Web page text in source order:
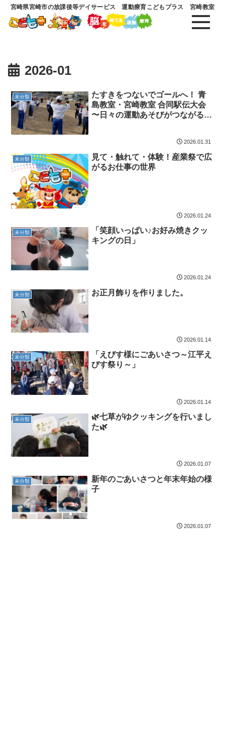
宮崎県宮崎市の放課後等デイサービス 運動療育こどもプラス 宮崎教室
2026-01
未分類
たすきをつないでゴールへ！ 青
島教室・宮崎教室 合同駅伝大会
〜日々の運動あそびがつながる療
2026.01.31
未分類
見て・触れて・体験！産業祭で広
がるお仕事の世界
2026.01.24
未分類
「笑顔いっぱい♪お好み焼きクッ
キングの日」
2026.01.24
未分類 お正月飾りを作りました。
2026.01.14
未分類
「えびす様にごあいさつ～江平え
びす祭り～」
2026.01.14
未分類
🌿七草がゆクッキングを行いまし
た🌿
2026.01.07
未分類
新年のごあいさつと年末年始の様
子
2026.01.07